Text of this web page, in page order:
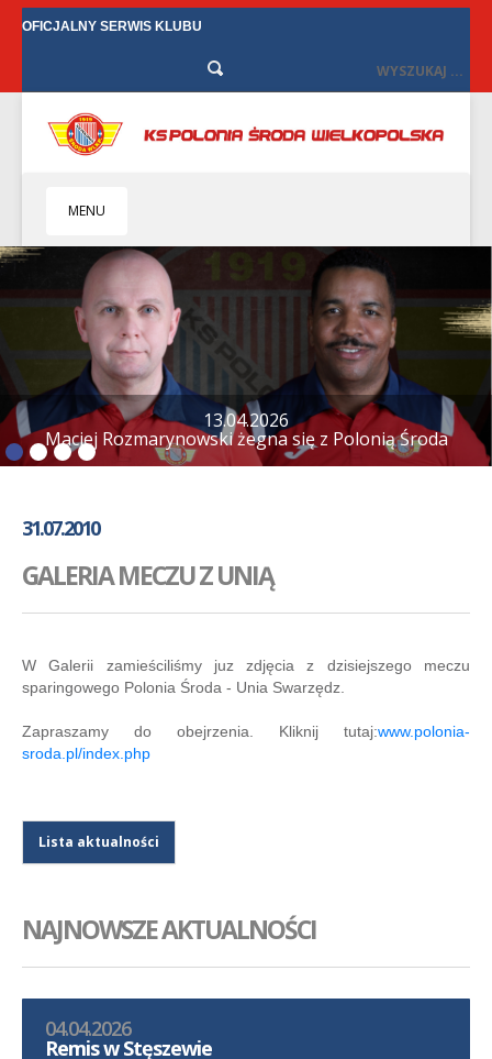
OFICJALNY SERWIS KLUBU
MENU
HOME
KLUB
BIZNES
SENIORZY
SENIORKI
BILETY
KONTAKT
SKLEP
31.07.2010
GALERIA MECZU Z UNIĄ
W Galerii zamieściliśmy juz zdjęcia z dzisiejszego meczu
sparingowego Polonia Środa - Unia Swarzędz.
Zapraszamy do obejrzenia. Kliknij tutaj:www.polonia-
sroda.pl/index.php
Lista aktualności
NAJNOWSZE AKTUALNOŚCI
04.04.2026
Remis w Stęszewie